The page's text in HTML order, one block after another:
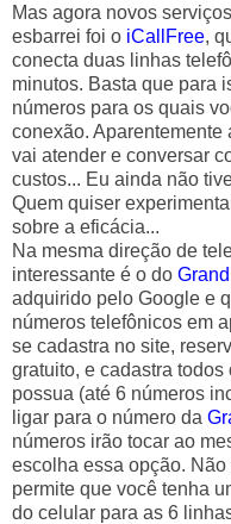
Mas agora novos
esbarrei foi o iCallFree,
conecta duas linhas
minutos. Basta que para
números para os quais
conexão.
vai atender e conversar
custos... Eu ainda não
Quem quiser
sobre a eficácia...
Na mesma direção de
interessante é o do
adquirido pelo Google e
números telefônicos em
se cadastra no site,
gratuito, e cadastra
possua (até 6 números
ligar para o número da
números irão tocar ao
escolha essa opção.
permite que você tenha
do celular para as 6